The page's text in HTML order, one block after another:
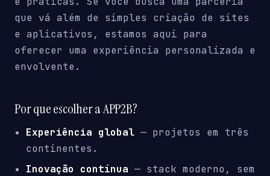
que vá além de simples criação de sites
e aplicativos, estamos aqui para
oferecer uma experiência personalizada e
envolvente.
Por que escolher a APP2B?
Experiência global — projetos em três
continentes.
Inovação contínua — stack moderno, sem